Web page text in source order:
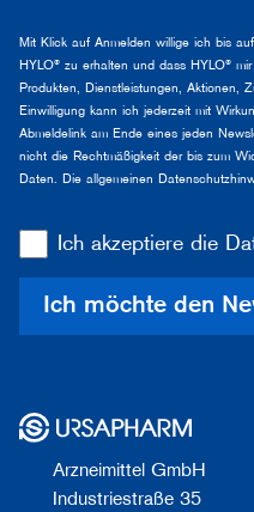
Mit Klick auf Anmelden willige ich bis
HYLO® zu erhalten und dass HYLO®
Produkten, Dienstleistungen, Aktionen,
Einwilligung kann ich jederzeit mit
Abmeldelink am Ende eines jeden
nicht die Rechtmäßigkeit der bis zum
Daten. Die allgemeinen
Ich akzeptiere die
Ich möchte den
Arzneimittel GmbH
Industriestraße 35